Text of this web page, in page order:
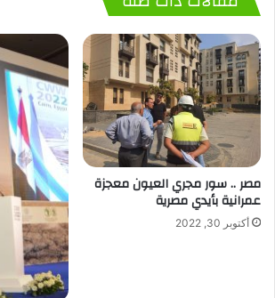
مصر .. سور مجري العيون معجزة
عمرانية بأيدي مصرية
أكتوبر 30, 2022